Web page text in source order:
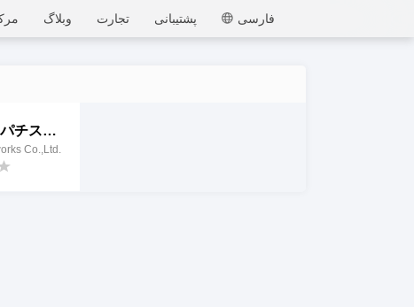
MEmu
فارسی پشتیبانی تجارت وبلاگ
[777Real]パチスロ 炎炎ノ消防隊
Co.,Ltd.